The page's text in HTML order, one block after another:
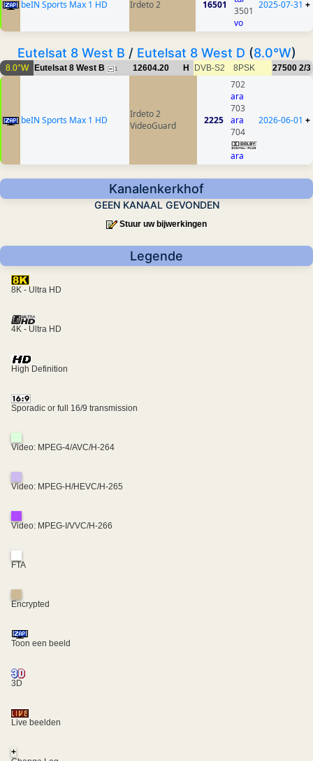
beIN Sports Max 1 HD Irdeto 2 16501
3501
vo
2025-07-31 +
Eutelsat 8 West B / Eutelsat 8 West D (8.0°W)
8.0°W Eutelsat 8 West B 1 12604.20 H DVB-S2 8PSK 27500 2/3
beIN Sports Max 1 HD
Irdeto 2
VideoGuard
2225
702
ara
703
ara
704
ara
2026-06-01 +
Kanalenkerkhof
GEEN KANAAL GEVONDEN
Stuur uw bijwerkingen
Legende
8K - Ultra HD
4K - Ultra HD
High Definition
Sporadic or full 16/9 transmission
Video: MPEG-4/AVC/H-264
Video: MPEG-H/HEVC/H-265
Video: MPEG-I/VVC/H-266
FTA
Encrypted
Toon een beeld
3D
Live beelden
+